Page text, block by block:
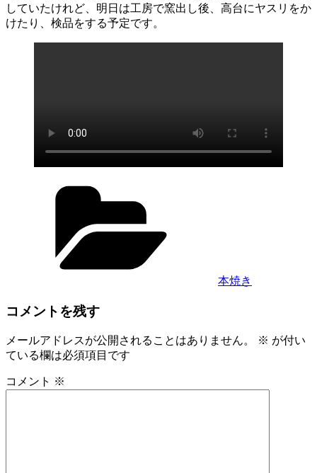
していたけれど、明日は工房で窯出し後、高台にヤスリをか
けたり、検品をする予定です。
本焼き
コメントを残す
メールアドレスが公開されることはありません。 ※ が付い
ている欄は必須項目です
コメント ※